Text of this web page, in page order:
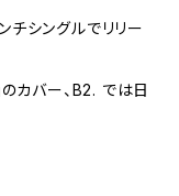
シングルでリリー
カバー、B2. では日